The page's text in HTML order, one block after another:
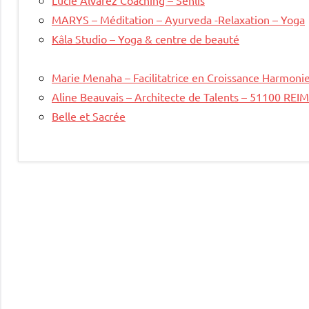
MARYS – Méditation – Ayurveda -Relaxation – Yoga
Kâla Studio – Yoga & centre de beauté
Marie Menaha – Facilitatrice en Croissance
Aline Beauvais – Architecte de Talents – 51100
Belle et Sacrée